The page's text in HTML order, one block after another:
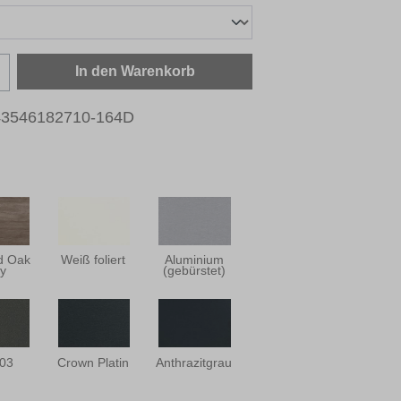
Oak Weiß foliert Aluminium
(gebürstet)
Crown Platin Anthrazitgrau
Gib den gewünschten Wert ein
In den Warenkorb
164D